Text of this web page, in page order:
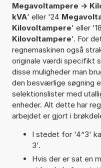
Megavoltampere ->
kVA' eller '24
Kilovoltampere' eller '18
Kilovoltampere'. For
regnemaskinen også
originale værdi specifikt
disse muligheder man
den besværlige søgning
selektionslister med
enheder. Alt dette har
arbejdet er gjort i
I stedet for '4^3'
3'.
Hvis der er sat en